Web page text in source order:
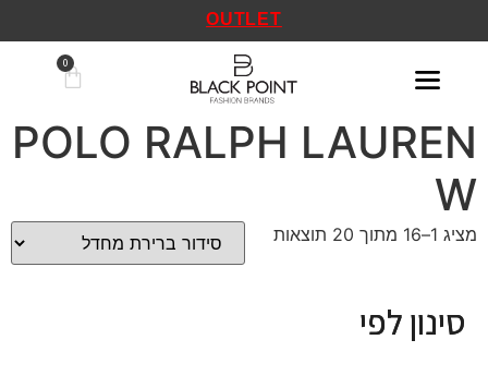
OUTLET
POLO RALPH LAUREN
W
מציג 1–16 מתוך 20 תוצאות
סינון לפי
סינון לפי